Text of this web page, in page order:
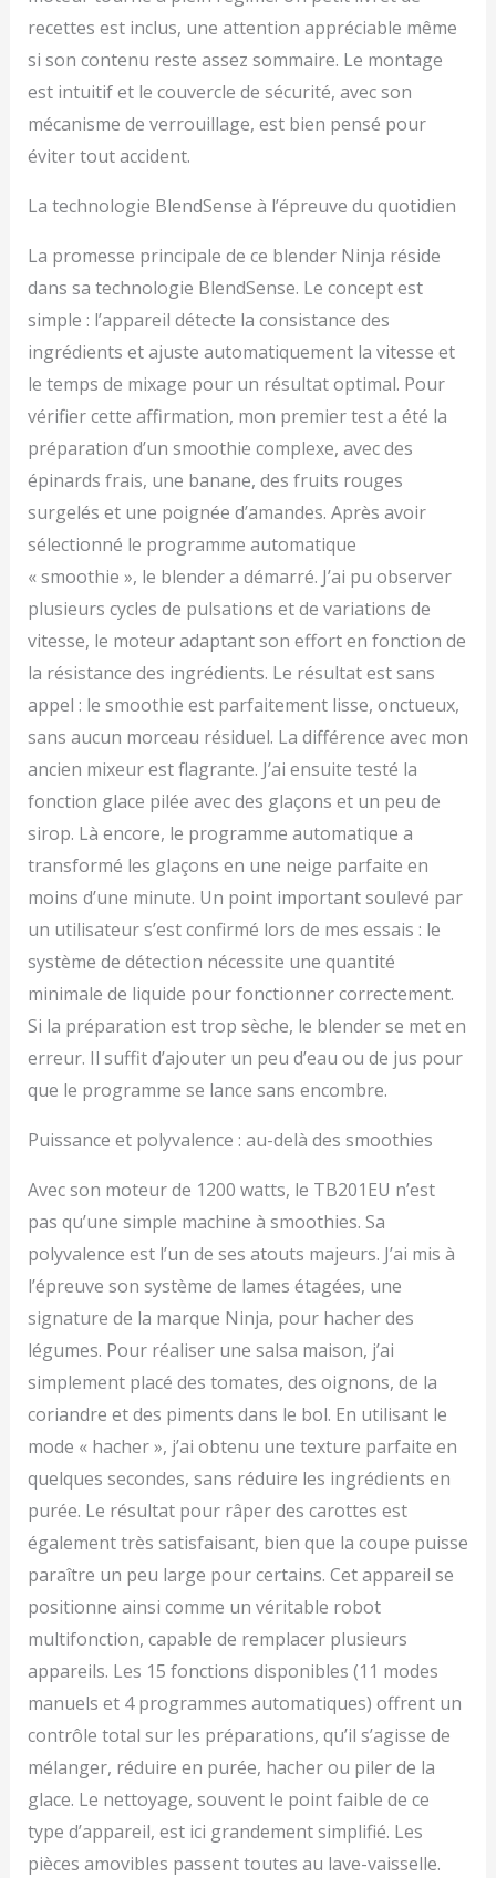
automatique
BlendSense, des 10
vitesses et des modes
préréglés pratiques
INCLUS : Ninja Detect
lame Ninja Detect Total
hacher, guides de
démarrage rapide et de
recettes. Poids : 3,89 kg.
Couleur : Noir Les
dimensions sont : H :
44,5 cm x L : 21 cm x P :
recettes est inclus, une attention appréciable même
si son contenu reste assez sommaire. Le montage
est intuitif et le couvercle de sécurité, avec son
mécanisme de verrouillage, est bien pensé pour
éviter tout accident.
La technologie BlendSense à l’épreuve du quotidien
La promesse principale de ce blender Ninja réside
dans sa technologie BlendSense. Le concept est
simple : l’appareil détecte la consistance des
ingrédients et ajuste automatiquement la vitesse et
le temps de mixage pour un résultat optimal. Pour
vérifier cette affirmation, mon premier test a été la
préparation d’un smoothie complexe, avec des
épinards frais, une banane, des fruits rouges
surgelés et une poignée d’amandes. Après avoir
sélectionné le programme automatique
« smoothie », le blender a démarré. J’ai pu observer
plusieurs cycles de pulsations et de variations de
vitesse, le moteur adaptant son effort en fonction de
la résistance des ingrédients. Le résultat est sans
appel : le smoothie est parfaitement lisse, onctueux,
sans aucun morceau résiduel. La différence avec mon
ancien mixeur est flagrante. J’ai ensuite testé la
fonction glace pilée avec des glaçons et un peu de
sirop. Là encore, le programme automatique a
transformé les glaçons en une neige parfaite en
moins d’une minute. Un point important soulevé par
un utilisateur s’est confirmé lors de mes essais : le
système de détection nécessite une quantité
minimale de liquide pour fonctionner correctement.
Si la préparation est trop sèche, le blender se met en
erreur. Il suffit d’ajouter un peu d’eau ou de jus pour
que le programme se lance sans encombre.
Puissance et polyvalence : au-delà des smoothies
Avec son moteur de 1200 watts, le TB201EU n’est
pas qu’une simple machine à smoothies. Sa
polyvalence est l’un de ses atouts majeurs. J’ai mis à
l’épreuve son système de lames étagées, une
signature de la marque Ninja, pour hacher des
légumes. Pour réaliser une salsa maison, j’ai
simplement placé des tomates, des oignons, de la
coriandre et des piments dans le bol. En utilisant le
mode « hacher », j’ai obtenu une texture parfaite en
quelques secondes, sans réduire les ingrédients en
purée. Le résultat pour râper des carottes est
également très satisfaisant, bien que la coupe puisse
paraître un peu large pour certains. Cet appareil se
positionne ainsi comme un véritable robot
multifonction, capable de remplacer plusieurs
appareils. Les 15 fonctions disponibles (11 modes
manuels et 4 programmes automatiques) offrent un
contrôle total sur les préparations, qu’il s’agisse de
mélanger, réduire en purée, hacher ou piler de la
glace. Le nettoyage, souvent le point faible de ce
type d’appareil, est ici grandement simplifié. Les
pièces amovibles passent toutes au lave-vaisselle.